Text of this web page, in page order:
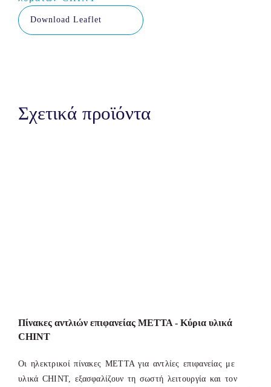
Download Leaflet
Σχετικά προϊόντα
Πίνακες αντλιών επιφανείας ΜΕΤΤΑ - Κύρια υλικά
CHINT
Οι ηλεκτρικοί πίνακες ΜΕΤΤΑ για αντλίες επιφανείας με
υλικά CHINT, εξασφαλίζουν τη σωστή λειτουργία και τον